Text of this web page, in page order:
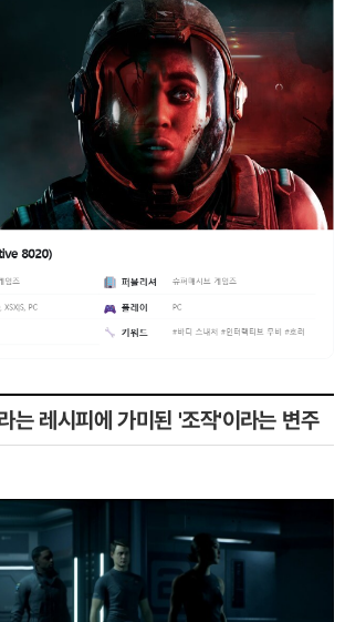
는 레시피에 가미된 '조작'이라는 변주